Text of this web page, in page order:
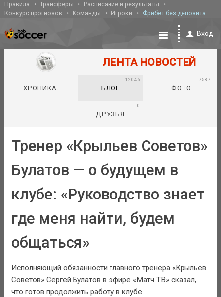
Правила Трансферы
Расписание и результаты
Конкурс прогнозов
Команды Игроки Фрибет без депозита
Вход
ЛЕНТА НОВОСТЕЙ
ХРОНИКА БЛОГ
12046
ФОТО
7587
ДРУЗЬЯ
0
Тренер «Крыльев Советов»
Булатов — о будущем в
клубе: «Руководство знает
где меня найти, будем
общаться»
Исполняющий обязанности главного тренера «Крыльев
Советов» Сергей Булатов в эфире «Матч ТВ» сказал,
что готов продолжить работу в клубе.